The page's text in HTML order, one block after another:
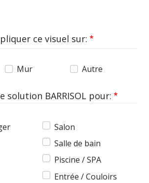
ce visuel sur:
Mur Autre
solution BARRISOL pour:
Salon
Salle de bain
Piscine / SPA
Entrée / Couloirs